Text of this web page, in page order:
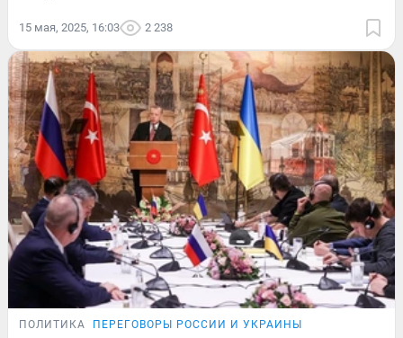
15 мая, 2025, 16:03 2 238
ПОЛИТИКА ПЕРЕГОВОРЫ РОССИИ И УКРАИНЫ